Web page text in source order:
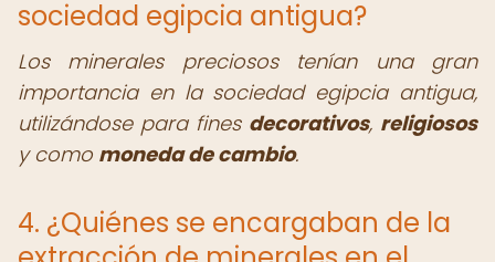
sociedad egipcia antigua?
Los minerales preciosos tenían una gran
importancia en la sociedad egipcia antigua,
utilizándose para fines decorativos, religiosos
y como moneda de cambio.
4. ¿Quiénes se encargaban de la